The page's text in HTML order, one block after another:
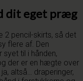
dit eget præg
2 pencil-skirts, så det
flere af. Den
til i hånden,
der er en hægte over
altså… draperinger,